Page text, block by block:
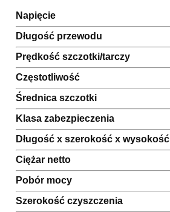
Napięcie
Długość przewodu
Prędkość szczotki/tarczy
Częstotliwość
Średnica szczotki
Klasa zabezpieczenia
Długość x szerokość x wysokość
Ciężar netto
Pobór mocy
Szerokość czyszczenia